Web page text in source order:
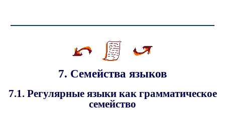
7. Семейства языков
7.1. Регулярные языки как грамматическое
семейство